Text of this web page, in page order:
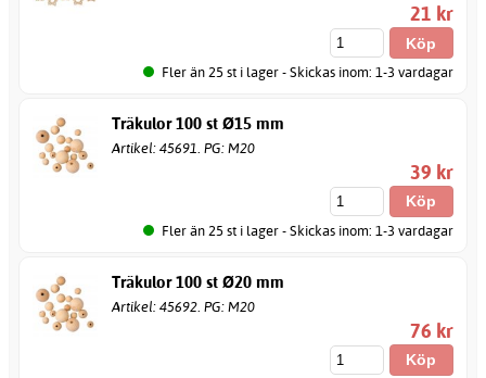
21 kr
Fler än 25 st i lager - Skickas inom: 1-3 vardagar
Träkulor 100 st Ø15 mm
Artikel: 45691. PG: M20
39 kr
Fler än 25 st i lager - Skickas inom: 1-3 vardagar
Träkulor 100 st Ø20 mm
Artikel: 45692. PG: M20
76 kr